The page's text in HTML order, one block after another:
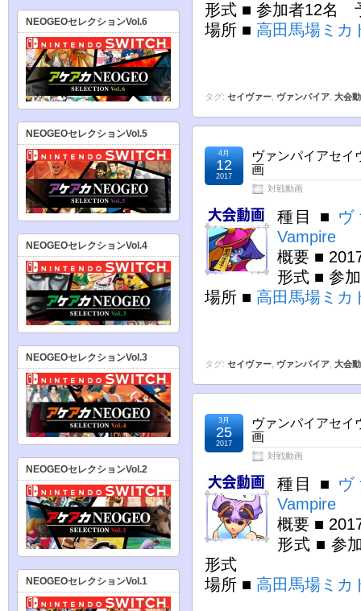
形式 ■ 参加者12名
場所 ■ 高田馬場ミカ
タグ: セイヴァー ヴァンパイア 大会
ヴァンパイアセ
画
対戦動画
4月
12
2017
種目 ■ ヴ
Vampire
概要 ■
形式 ■ 参
場所 ■ 高田馬場ミカ
タグ: セイヴァー ヴァンパイア 大会
ヴァンパイアセ
画
対戦動画
3月
25
2017
種目 ■ ヴ
Vampire
概要 ■
形式 ■ 参
形式
場所 ■ 高田馬場ミカ
NEOGEOセレクションVol.6
NEOGEOセレクションVol.5
NEOGEOセレクションVol.4
NEOGEOセレクションVol.3
NEOGEOセレクションVol.2
NEOGEOセレクションVol.1